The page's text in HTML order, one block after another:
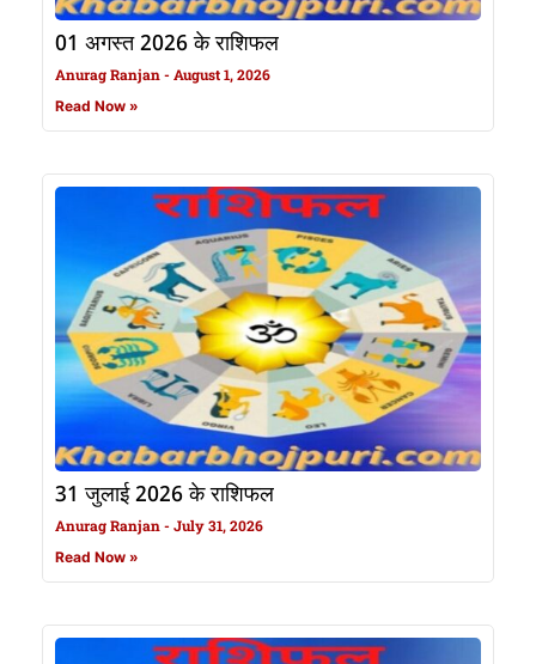
01 अगस्त 2026 के राशिफल
Anurag Ranjan August 1, 2026
Read Now »
31 जुलाई 2026 के राशिफल
Anurag Ranjan July 31, 2026
Read Now »